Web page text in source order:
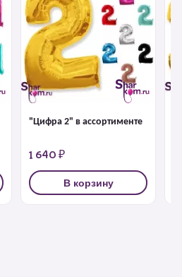
"Цифра 2" в ассортименте
1 640 ₽
В корзину